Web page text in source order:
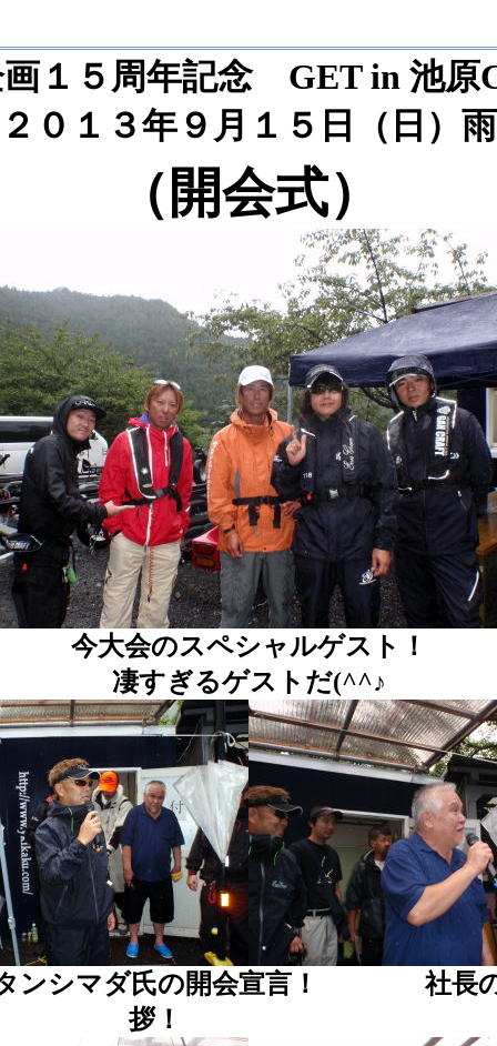
１５周年記念 GET in 池原
２０１３年９月１５日（日）雨
（開会式）
今大会のスペシャルゲスト！
凄すぎるゲストだ(^^♪
ンシマダ氏の開会宣言！ 社長
拶！